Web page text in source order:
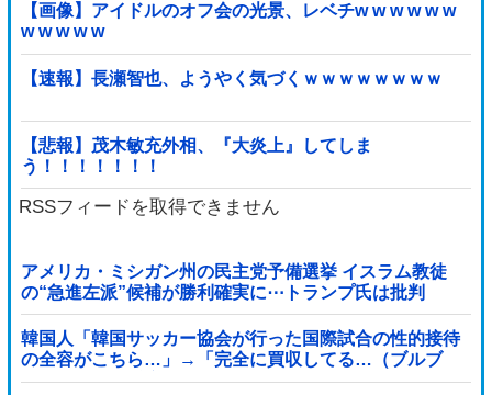
【画像】アイドルのオフ会の光景、レベチw w w w w w
w w w w w
【速報】長瀬智也、ようやく気づくｗｗｗｗｗｗｗｗ
【悲報】茂木敏充外相、『大炎上』してしま
う！！！！！！！
RSSフィードを取得できません
アメリカ・ミシガン州の民主党予備選挙 イスラム教徒
の“急進左派”候補が勝利確実に⋯トランプ氏は批判
韓国人「韓国サッカー協会が行った国際試合の性的接待
の全容がこちら…」→「完全に買収してる…（ブルブ
ル」＝韓国の反応